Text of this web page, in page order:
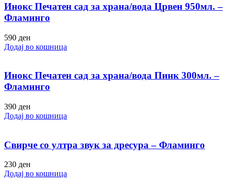
Инокс Печатен сад за храна/вода Црвен 950мл. –
Фламинго
590 ден
Додај во кошница
Инокс Печатен сад за храна/вода Пинк 300мл. –
Фламинго
390 ден
Додај во кошница
Свирче со ултра звук за дресура – Фламинго
230 ден
Додај во кошница